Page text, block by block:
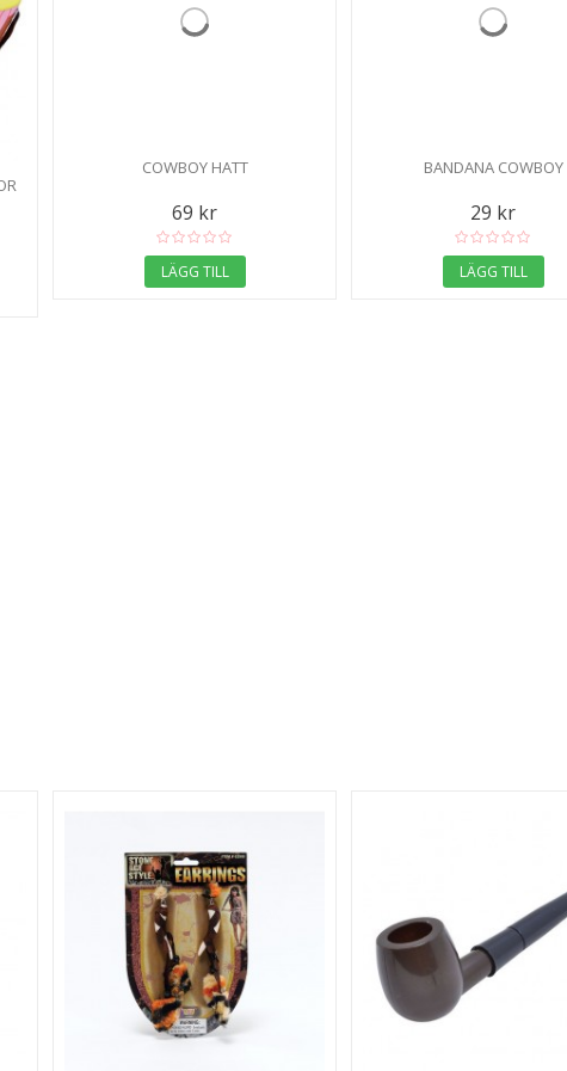
COWBOY HATT
69 kr
LÄGG TILL
BANDANA COWBOY
29 kr
LÄGG TILL